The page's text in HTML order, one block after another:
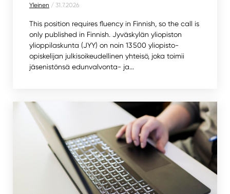
Yleinen / 31.7.2026
This position requires fluency in Finnish, so the call is
only published in Finnish. Jyväskylän yliopiston
ylioppilaskunta (JYY) on noin 13 500 yliopisto-
opiskelijan julkisoikeudellinen yhteisö, joka toimii
jäsenistönsä edunvalvonta- ja...